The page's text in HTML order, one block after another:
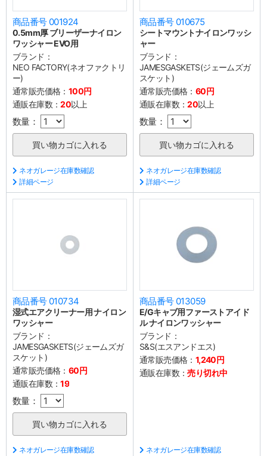
商品番号 001924
0.5mm厚 ブリーザーナイロン
ワッシャー EVO用
ブランド：
NEO FACTORY(ネオファクトリ
ー)
通常販売価格： 100円
通販在庫数：20以上
数量：
ネオガレージ在庫数確認
詳細ページ
商品番号 010675
シートマウントナイロンワッシ
ャー
ブランド：
JAMESGASKETS(ジェームズガ
スケット)
通常販売価格： 60円
通販在庫数：20以上
数量：
ネオガレージ在庫数確認
詳細ページ
商品番号 010734
湿式エアクリーナー用 ナイロン
ワッシャー
ブランド：
JAMESGASKETS(ジェームズガ
スケット)
通常販売価格： 60円
通販在庫数：19
数量：
ネオガレージ在庫数確認
商品番号 013059
E/Gキャブ用ファーストアイド
ル ナイロンワッシャー
ブランド：
S&S(エスアンドエス)
通常販売価格： 1,240円
通販在庫数：売り切れ中
ネオガレージ在庫数確認